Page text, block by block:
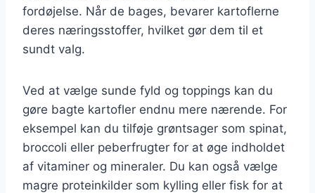
fordøjelse. Når de bages, bevarer kartoflerne
deres næringsstoffer, hvilket gør dem til et
sundt valg.
Ved at vælge sunde fyld og toppings kan du
gøre bagte kartofler endnu mere nærende. For
eksempel kan du tilføje grøntsager som spinat,
broccoli eller peberfrugter for at øge indholdet
af vitaminer og mineraler. Du kan også vælge
magre proteinkilder som kylling eller fisk for at